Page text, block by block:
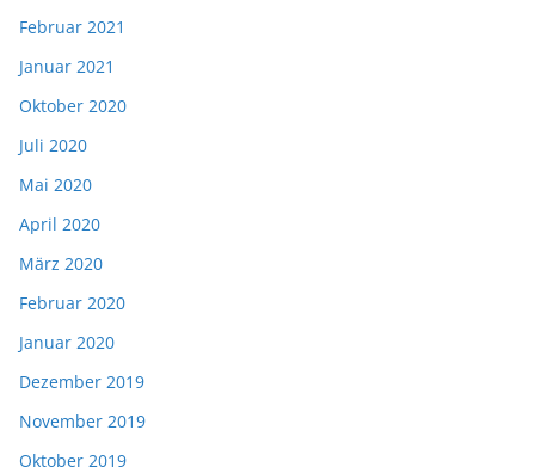
Februar 2021
Januar 2021
Oktober 2020
Juli 2020
Mai 2020
April 2020
März 2020
Februar 2020
Januar 2020
Dezember 2019
November 2019
Oktober 2019